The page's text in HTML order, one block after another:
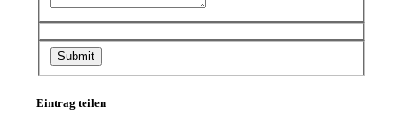
Eintrag teilen